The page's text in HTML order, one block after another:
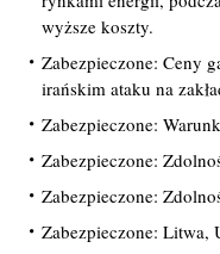
wyższe koszty.
Zabezpieczone: Ceny
irańskim ataku na
Zabezpieczone:
Zabezpieczone:
Zabezpieczone:
Zabezpieczone: Litwa,